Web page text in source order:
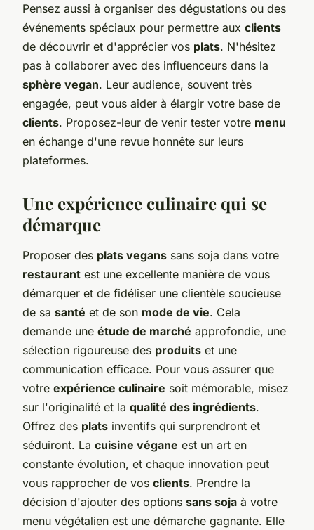
Pensez aussi à organiser des dégustations ou des
événements spéciaux pour permettre aux clients
de découvrir et d'apprécier vos plats. N'hésitez
pas à collaborer avec des influenceurs dans la
sphère vegan. Leur audience, souvent très
engagée, peut vous aider à élargir votre base de
clients. Proposez-leur de venir tester votre menu
en échange d'une revue honnête sur leurs
plateformes.
Une expérience culinaire qui se
démarque
Proposer des plats vegans sans soja dans votre
restaurant est une excellente manière de vous
démarquer et de fidéliser une clientèle soucieuse
de sa santé et de son mode de vie. Cela
demande une étude de marché approfondie, une
sélection rigoureuse des produits et une
communication efficace. Pour vous assurer que
votre expérience culinaire soit mémorable, misez
sur l'originalité et la qualité des ingrédients.
Offrez des plats inventifs qui surprendront et
séduiront. La cuisine végane est un art en
constante évolution, et chaque innovation peut
vous rapprocher de vos clients. Prendre la
décision d'ajouter des options sans soja à votre
menu végétalien est une démarche gagnante. Elle